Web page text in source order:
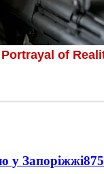
у Запоріжжі875